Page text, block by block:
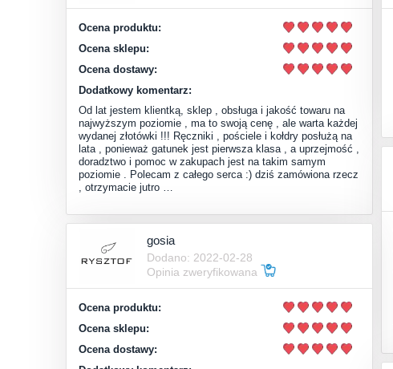
Ocena produktu:
Ocena sklepu:
Ocena dostawy:
Dodatkowy komentarz:
Od lat jestem klientką, sklep , obsługa i jakość towaru na
najwyższym poziomie , ma to swoją cenę , ale warta każdej
wydanej złotówki !!! Ręczniki , pościele i kołdry posłużą na
lata , ponieważ gatunek jest pierwsza klasa , a uprzejmość ,
doradztwo i pomoc w zakupach jest na takim samym
poziomie . Polecam z całego serca :) dziś zamówiona rzecz
, otrzymacie jutro …
gosia
Dodano: 2022-02-28
Opinia zweryfikowana
Ocena produktu:
Ocena sklepu:
Ocena dostawy: